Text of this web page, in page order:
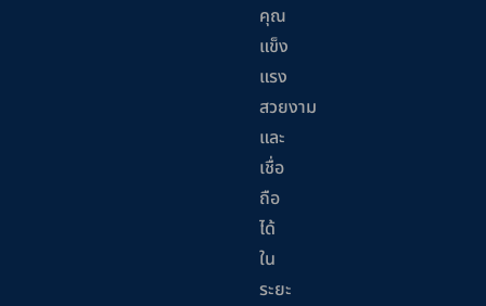
คุณ
แข็ง
แรง
สวยงาม
และ
เชื่อ
ถือ
ได้
ใน
ระยะ